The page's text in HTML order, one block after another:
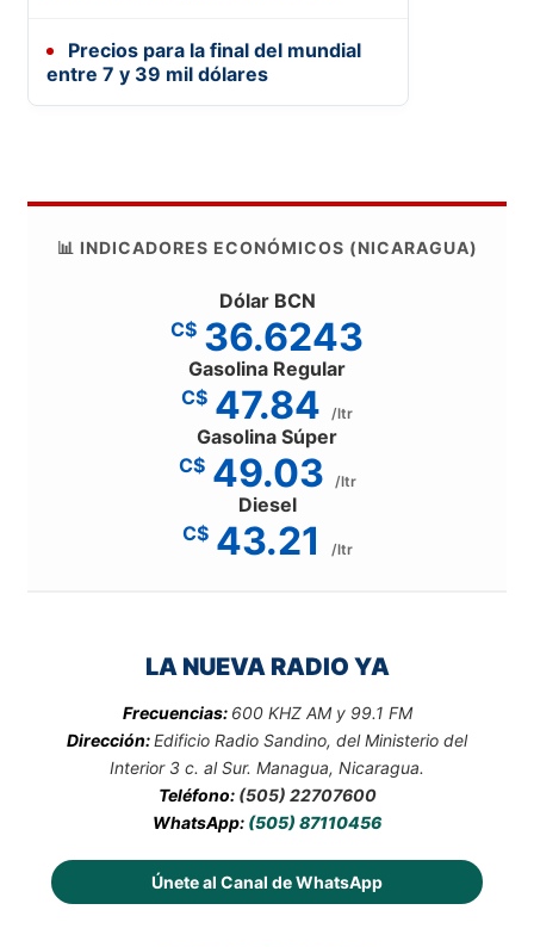
Precios para la final del mundial
entre 7 y 39 mil dólares
📊 INDICADORES ECONÓMICOS (NICARAGUA)
Dólar BCN
C$ 36.6243
Gasolina Regular
C$ 47.84 /ltr
Gasolina Súper
C$ 49.03 /ltr
Diesel
C$ 43.21 /ltr
LA NUEVA RADIO YA
Frecuencias: 600 KHZ AM y 99.1 FM
Dirección:Edificio Radio Sandino, del Ministerio del
Interior 3 c. al Sur. Managua, Nicaragua.
Teléfono: (505) 22707600
WhatsApp: (505) 87110456
Únete al Canal de WhatsApp